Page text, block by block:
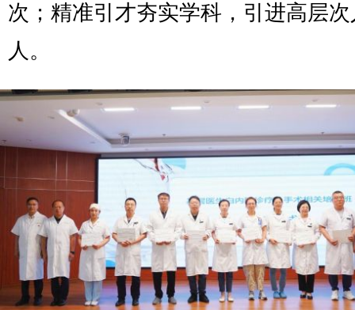
次；精准引才夯实学科，引进高层
人。